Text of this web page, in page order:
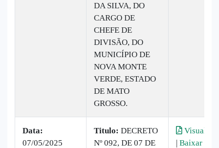
DA SILVA, DO
CARGO DE
CHEFE DE
DIVISÃO, DO
MUNICÍPIO DE
NOVA MONTE
VERDE, ESTADO
DE MATO
GROSSO.
Data:
07/05/2025
Titulo: DECRETO
Nº 092, DE 07 DE
Visualizar
| Baixar